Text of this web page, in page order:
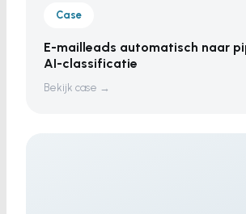
Case
E-mailleads automatisch naar
AI-classificatie
Bekijk case →